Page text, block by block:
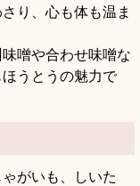
り、心も体も温ま
噌や合わせ味噌な
うとうの魅力で
がいも、しいた